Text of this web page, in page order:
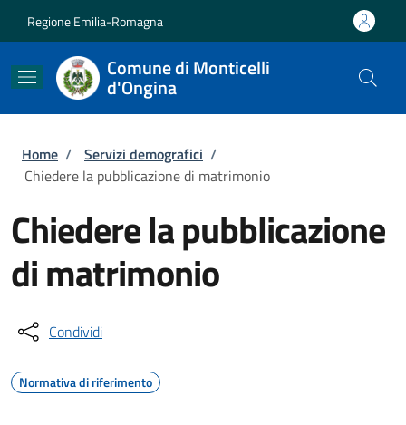
Regione Emilia-Romagna
Comune di Monticelli
d'Ongina
Briciole di pane
Home / Servizi demografici /
Chiedere la pubblicazione di matrimonio
Chiedere la pubblicazione
di matrimonio
Condividi
Normativa di riferimento